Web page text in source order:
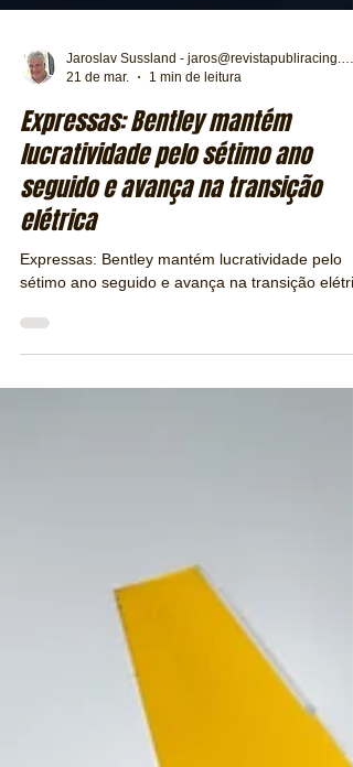
21 de mar.
1 min de leitura
Expressas: Bentley mantém
lucratividade pelo sétimo ano
seguido e avança na transição
elétrica
sétimo ano seguido e avança na transição